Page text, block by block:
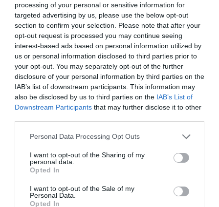
processing of your personal or sensitive information for
targeted advertising by us, please use the below opt-out
section to confirm your selection. Please note that after your
opt-out request is processed you may continue seeing
interest-based ads based on personal information utilized by
us or personal information disclosed to third parties prior to
your opt-out. You may separately opt-out of the further
disclosure of your personal information by third parties on the
IAB’s list of downstream participants. This information may
also be disclosed by us to third parties on the IAB’s List of
Downstream Participants that may further disclose it to other
Please note that this website/app uses one or more Google
not limited to your visit or usage behaviour. You may click to
grant or deny consent to Google and its third-party tags to
use your data for below specified purposes in below Google
consent section.
Personal Data Processing Opt Outs
I want to opt-out of the Sharing of my
personal data.
Opted In
I want to opt-out of the Sale of my
Personal Data.
Opted In
ΚΌΣΤΟΣ ΜΕΤΑΦΟΡΙΚΏΝ
ΕΠΙΚΟΙΝΩΝΊΑ
Απαραίτητο εργαλείο για υδραυλικούς,
ηλεκτρολόγους, ψυκτικούς και άλλες ειδικότητες
τεχνιτών, αλλά και για όσους ασχολούνται με
επισκευές και μερεμέτια στο σπίτι. Στερεώνει
γραμματοκιβώτια, ράφια, γάντζους, αξεσουάρ
μπάνιου, λεκάνη τουαλέτας κ.ά. Σφραγίζει και
ταυτόχρονα στεγανοποιεί ρωγμές ή αρμούς.
Εφαρμόζεται σε εσωτερικούς και εξωτερικούς
χώρους.
ΜΑΖΙ ΜΕ ΑΥΤΟ, ΟΙ ΠΕΡΙΣΣΟΤΕΡΟΙ ΑΓΟΡΑΣΑΝ: